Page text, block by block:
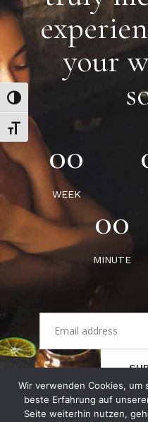
Umschalten auf hohe
Schrift vergrößern
your
00
WEEK
00
MINUTE
Wir verwenden Cookies, um
beste Erfahrung auf
Seite weiterhin nutzen,